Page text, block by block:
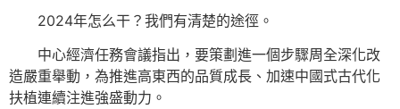
2024年怎么干？我們有清楚的途徑。
中心經濟任務會議指出，要策劃進一個步驟周全深化改
造嚴重舉動，為推進高東西的品質成長、加速中國式古代化
扶植連續注進強盛動力。